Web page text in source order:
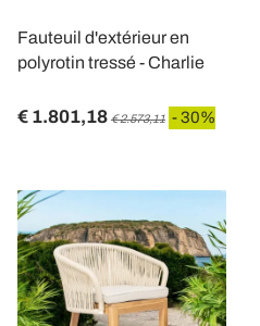
Fauteuil d'extérieur en
polyrotin tressé - Charlie
€ 1.801,18 € 2.573,11 - 30%